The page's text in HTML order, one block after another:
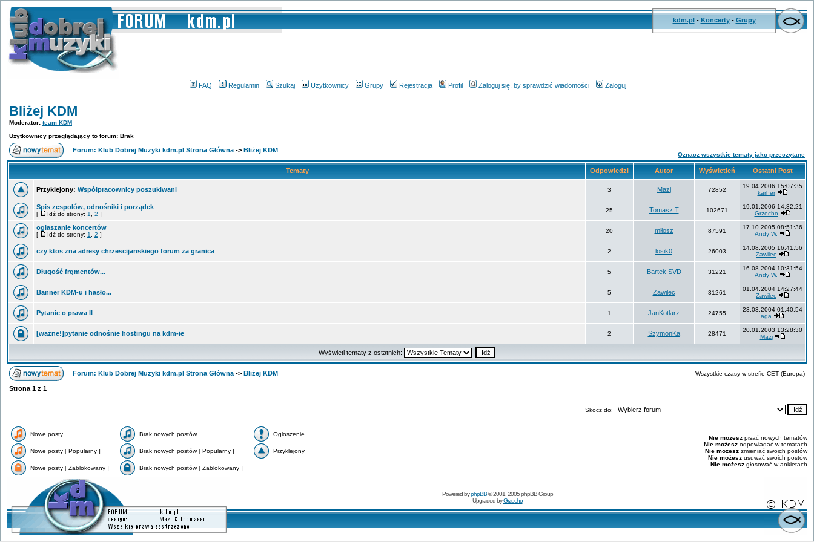
kdm.pl- Koncerty- Grupy
FAQ Regulamin Szukaj Użytkownicy Grupy Rejestracja Profil Zaloguj się, by sprawdzić wiadomości Zaloguj
Bliżej KDM
Moderator: team KDM
Użytkownicy przeglądający to forum: Brak
Forum: Klub Dobrej Muzyki kdm.pl Strona Główna -> Bliżej KDM
Oznacz wszystkie tematy jako przeczytane
Tematy Odpowiedzi Autor Wyświetleń Ostatni Post
Przyklejony: Współpracownicy poszukiwani 3 Mazi 72852
19.04.2006 15:07:35
karher
Spis zespołów, odnośniki i porządek
[ Idź do strony: 1 2 ]
25 Tomasz T 102671
19.01.2006 14:32:21
Grzecho
ogłaszanie koncertów
[ Idź do strony: 1 2 ]
20 miłosz 87591
17.10.2005 08:51:36
Andy W.
czy ktos zna adresy chrzescijanskiego forum za granica 2 losik0 26003
14.08.2005 16:41:56
Zawilec
Długość frgmentów... 5 Bartek SVD 31221
16.08.2004 10:31:54
Andy W.
Banner KDM-u i hasło... 5 Zawilec 31261
01.04.2004 14:27:44
Zawilec
Pytanie o prawa II 1 JanKotlarz 24755
23.03.2004 01:40:54
aga
[ważne!]pytanie odnośnie hostingu na kdm-ie 2 SzymonKa 28471
20.01.2003 13:28:30
Mazi
Wyświetl tematy z ostatnich:
Forum: Klub Dobrej Muzyki kdm.pl Strona Główna -> Bliżej KDM Wszystkie czasy w strefie CET (Europa)
Strona 1 z 1
Skocz do:
Nowe posty Brak nowych postów Ogłoszenie
Nowe posty [ Popularny ] Brak nowych postów [ Popularny ] Przyklejony
Nowe posty [ Zablokowany ] Brak nowych postów [ Zablokowany ]
Nie możesz pisać nowych tematów
Nie możesz odpowiadać w tematach
Nie możesz zmieniać swoich postów
Nie możesz usuwać swoich postów
Nie możesz głosować w ankietach
Powered byphpBB© 2001, 2005 phpBB Group
Upgraded byGrzecho